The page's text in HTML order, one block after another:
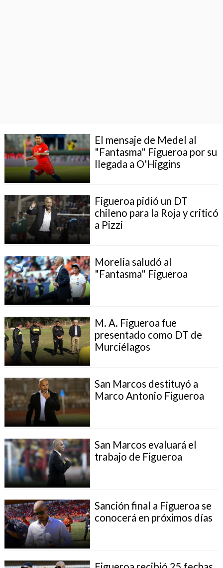
El mensaje de Medel al
"Fantasma" Figueroa por su
llegada a O'Higgins
Figueroa pidió un DT
chileno para la Roja y criticó
a Pizzi
Morelia saludó al
"Fantasma" Figueroa
M. A. Figueroa fue
presentado como DT de
Murciélagos
San Marcos destituyó a
Marco Antonio Figueroa
San Marcos evaluará el
trabajo de Figueroa
Sanción final a Figueroa se
conocerá en próximos días